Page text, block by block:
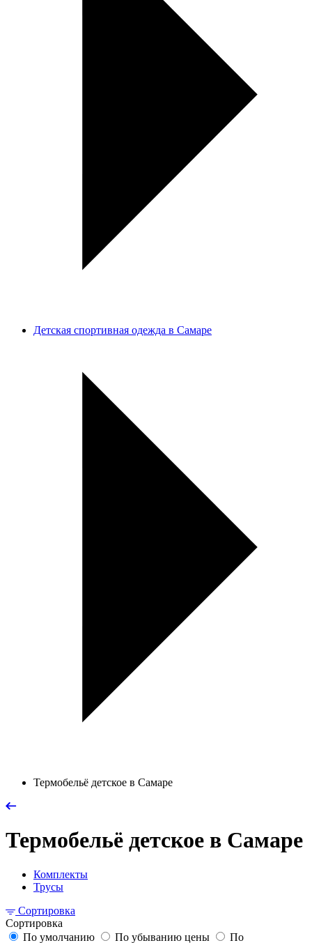
Детская спортивная одежда в Самаре
Термобельё детское в Самаре
Термобельё детское в Самаре
Комплекты
Трусы
Сортировка
Сортировка
По умолчанию
По убыванию цены По